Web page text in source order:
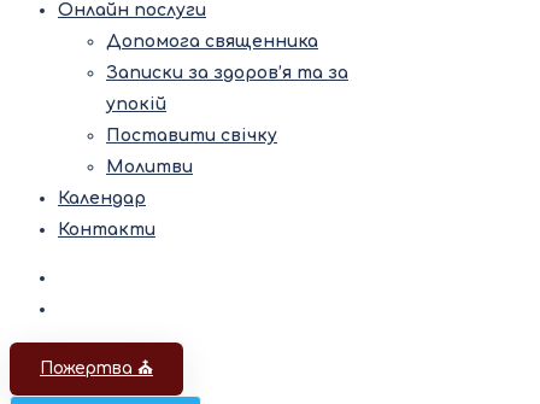
Онлайн послуги
Допомога священника
Записки за здоров’я та за
упокій
Поставити свічку
Молитви
Календар
Контакти
Пожертва ⛪️